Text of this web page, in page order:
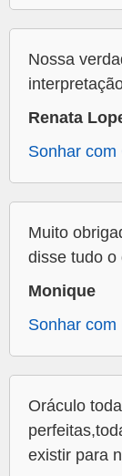
Nossa
Renata
Sonhar
Muito
disse tudo o
Monique
Sonhar com
Oráculo
existir para